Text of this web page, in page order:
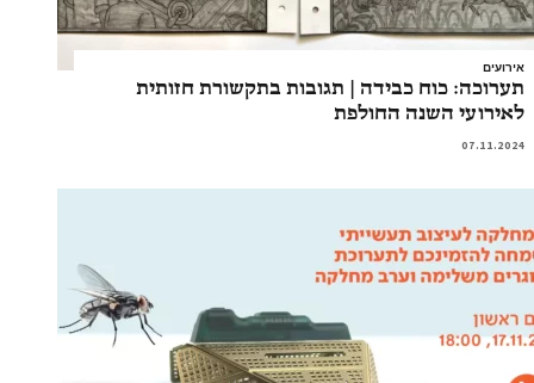
אירועים
תערוכה: כוח כבידה | תגובות בתקשורת חזותית
לאירועי השנה החולפת
07.11.2024